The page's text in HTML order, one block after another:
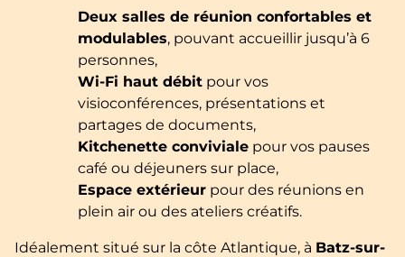
Deux salles de réunion confortables et
modulables, pouvant accueillir jusqu’à 6
personnes,
Wi-Fi haut débit pour vos
visioconférences, présentations et
partages de documents,
Kitchenette conviviale pour vos pauses
café ou déjeuners sur place,
Espace extérieur pour des réunions en
plein air ou des ateliers créatifs.
Idéalement situé sur la côte Atlantique, à Batz-sur-